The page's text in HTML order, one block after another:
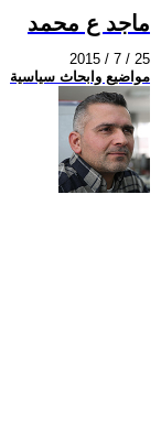
ماجد ع محمد
2015 / 7 / 25
مواضيع وابحاث سياسية